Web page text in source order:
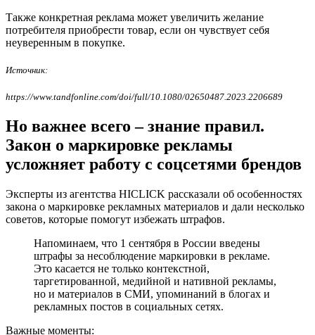
Также конкретная реклама может увеличить желание
потребителя приобрести товар, если он чувствует себя
неуверенным в покупке.
Источник:
https://www.tandfonline.com/doi/full/10.1080/02650487.2023.2206689
Но важнее всего – знание правил.
Закон о маркировке рекламы
усложняет работу с соцсетями брендов
Эксперты из агентства HICLICK рассказали об особенностях
закона о маркировке рекламных материалов и дали несколько
советов, которые помогут избежать штрафов.
Напоминаем, что 1 сентября в России введены
штрафы за несоблюдение маркировки в рекламе.
Это касается не только контекстной,
таргетированной, медийной и нативной рекламы,
но и материалов в СМИ, упоминаний в блогах и
рекламных постов в социальных сетях.
Важные моменты: